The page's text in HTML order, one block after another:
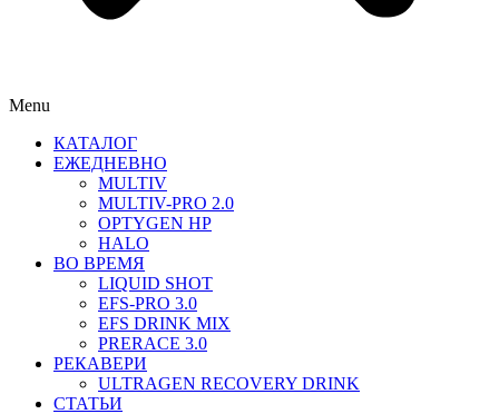
Menu
КАТАЛОГ
ЕЖЕДНЕВНО
MULTIV
MULTIV-PRO 2.0
OPTYGEN HP
HALO
ВО ВРЕМЯ
LIQUID SHOT
EFS-PRO 3.0
EFS DRINK MIX
PRERACE 3.0
РЕКАВЕРИ
ULTRAGEN RECOVERY DRINK
СТАТЬИ